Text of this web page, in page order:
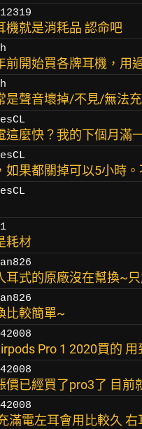
機就是消耗品 認命吧
前開始買各牌耳機，用
是聲音壞掉/不見/無法充
這麼快？我的下個月滿
如果都關掉可以5小時
耗材
耳式的原廠沒在幫換~
比較簡單~
Pro 1 2020買的 用
價已經買了pro3了 目前
滿電左耳會用比較久